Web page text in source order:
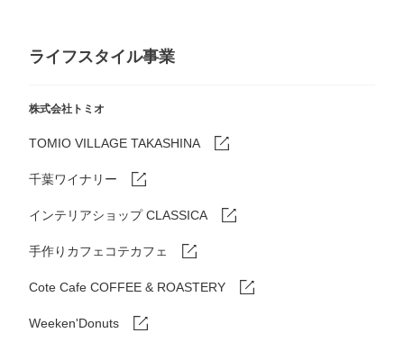
ライフスタイル事業
株式会社トミオ
TOMIO VILLAGE TAKASHINA
千葉ワイナリー
インテリアショップ CLASSICA
手作りカフェコテカフェ
Cote Cafe COFFEE & ROASTERY
Weeken'Donuts